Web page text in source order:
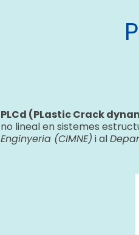
PLCd (PLastic Crack
no lineal en sistemes
Enginyeria (CIMNE) i al